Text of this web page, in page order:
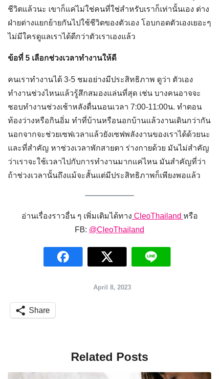
ชีวิตแล้วนะ เขาก็แค่ไม่ใช่คนที่ใช่สำหรับเราก็เท่านั้นเอง ต่าง
ฝ่ายต่างแยกย้ายกันไปใช้ชีวิตของตัวเอง โอบกอดตัวเองเยอะๆ
ไม่มีใครดูแลเราได้ดีกว่าตัวเราเองแล้ว
ข้อที่ 5 เลือกช่วงเวลาทำงานให้ดี
คนเราทำงานได้ 3-5 ชมอย่างมีประสิทธิภาพ ดูว่า ตัวเอง
ทำงานช่วงไหนแล้วรู้สึกสมองแล่นที่สุด เช่น บางคนอาจจะ
ชอบทำงานช่วงเช้าหลังตื่นนอนเวลา 7:00-11:00น. ทำตอน
ท้องว่างหรือกินอิ่ม ทำที่บ้านหรือนอกบ้านแล้วงานเดินกว่ากัน
นอกจากจะช่วยเซฟเวลาแล้วยังเซฟพลังงานของเราได้ด้วยนะ
และที่สำคัญ หาช่วงเวลาพักสายตา ร่างกายด้วย มันไม่สำคัญ
ว่าเราจะใช้เวลาไปกับการทำงานมากแค่ไหน มันสำคัญที่ว่า
ถ้าช่วงเวลานั้นถึงแม้จะสั้นแต่มีประสิทธิภาพก็เพียงพอแล้ว
อ่านเรื่องราวอื่น ๆ เพิ่มเติมได้ทาง CleoThailand หรือ
FB: @CleoThailand
April 8, 2023
Share
Related Posts